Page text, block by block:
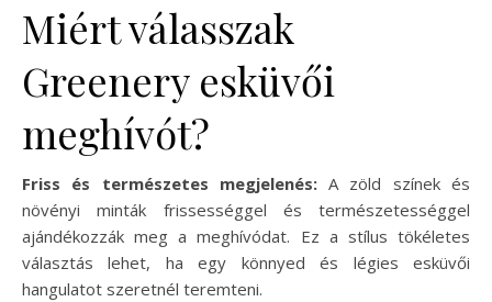
Miért válasszak
Greenery esküvői
meghívót?
Friss és természetes megjelenés:A zöld színek és
növényi minták frissességgel és természetességgel
ajándékozzák meg a meghívódat. Ez a stílus tökéletes
választás lehet, ha egy könnyed és légies esküvői
hangulatot szeretnél teremteni.